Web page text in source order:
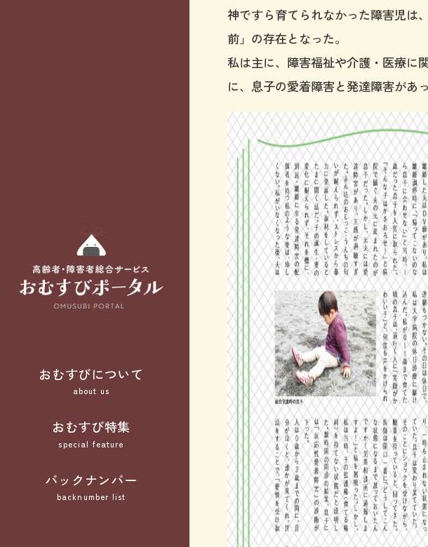
おむすびについて
about us
おむすび特集
special feature
バックナンバー
backnumber list
神ですら育てられなかった障害児は
前」の存在となった。
私は主に、障害福祉や介護・医療に
に、息子の愛着障害と発達障害があっ